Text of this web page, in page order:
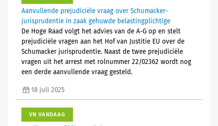
Aanvullende prejudiciële vraag over Schumacker-
jurisprudentie in zaak gehuwde belastingplichtige
De Hoge Raad volgt het advies van de A-G op en stelt
prejudiciële vragen aan het Hof van Justitie EU over de
Schumacker jurisprudentie. Naast de twee prejudiciële
vragen uit het arrest met rolnummer 22/02362 wordt nog
een derde aanvullende vraag gesteld.
18 juli 2025
VN VANDAAG